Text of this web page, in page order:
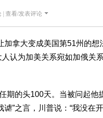
查看/发表评论
加拿大变成美国第51州的
认为加美关系宛如加俄关
期的头100天。当被问起他
”之言，川普说：“我没在